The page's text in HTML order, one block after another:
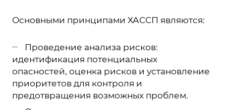
Основными принципами ХАССП являются:
Проведение анализа рисков:
идентификация потенциальных
опасностей, оценка рисков и установление
приоритетов для контроля и
предотвращения возможных проблем.